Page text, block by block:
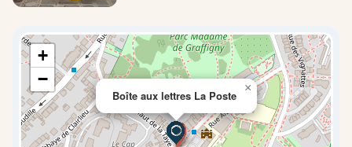
Boîte aux lettres La Poste
×
+
−